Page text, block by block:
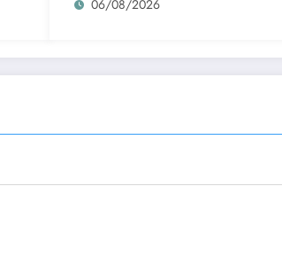
06/08/2026